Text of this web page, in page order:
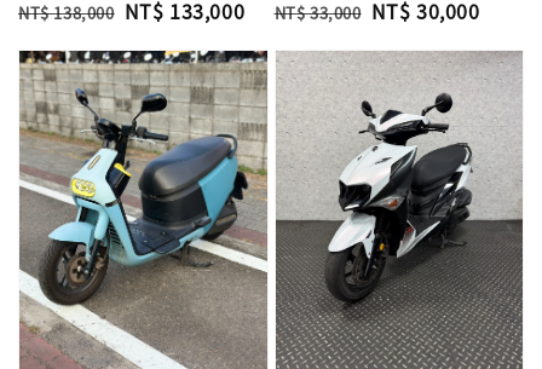
Regular
NT$ 138,000 Sale
NT$ 133,000
Regular
NT$ 33,000 Sale
NT$ 30,000